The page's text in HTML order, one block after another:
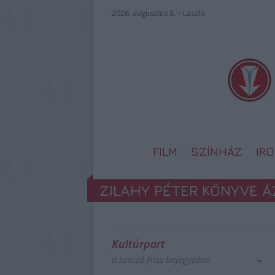
2026. augusztus 8. – László
FILM SZÍNHÁZ
ZILAHY PÉTER KÖNYVE
Kultúrpart
a szerző friss bejegyzései